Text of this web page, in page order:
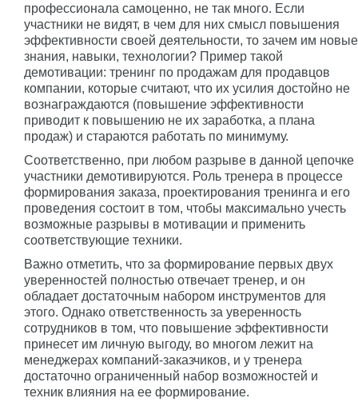
профессионала самоценно, не так много. Если
участники не видят, в чем для них смысл повышения
эффективности своей деятельности, то зачем им новые
знания, навыки, технологии? Пример такой
демотивации: тренинг по продажам для продавцов
компании, которые считают, что их усилия достойно не
вознаграждаются (повышение эффективности
приводит к повышению не их заработка, а плана
продаж) и стараются работать по минимуму.
Соответственно, при любом разрыве в данной цепочке
участники демотивируются. Роль тренера в процессе
формирования заказа, проектирования тренинга и его
проведения состоит в том, чтобы максимально учесть
возможные разрывы в мотивации и применить
соответствующие техники.
Важно отметить, что за формирование первых двух
уверенностей полностью отвечает тренер, и он
обладает достаточным набором инструментов для
этого. Однако ответственность за уверенность
сотрудников в том, что повышение эффективности
принесет им личную выгоду, во многом лежит на
менеджерах компаний-заказчиков, и у тренера
достаточно ограниченный набор возможностей и
техник влияния на ее формирование.